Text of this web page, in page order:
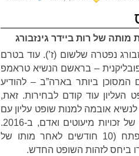
של רות ביידר גינזבורג
נפטרה שלשום (ז’). עוד בטרם
– בראשם הנשיא טראמפ
המסוכן ביותר בארה”ב – להודיע
עוד קודם לבחירות. זאת,
אובמה למנות שופט עליון עם
התפגרותו של אנטונין סקאליה, אויב מוצהר של זכויות מיעוטים ואדם, ב-2016.
לטענת מקונל אז, מאחר ובחירות עמדו בפתח (10 חודשים לאחר מותו של
ביחס לזהות השופט החדש.